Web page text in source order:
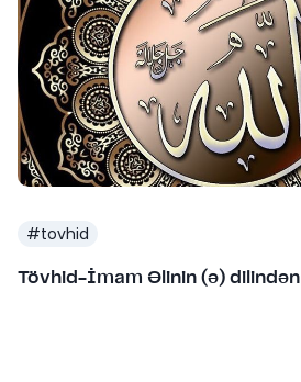
#tovhid
Tövhid-İmam Əlinin (ə) dilindən